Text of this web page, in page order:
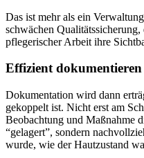
Das ist mehr als ein
schwächen
pflegerischer Arbeit ihre
Effizient
Dokumentation wird dann
gekoppelt ist. Nicht erst am
Beobachtung und Maßnahme
“gelagert”, sondern
wurde, wie der Hautzustand